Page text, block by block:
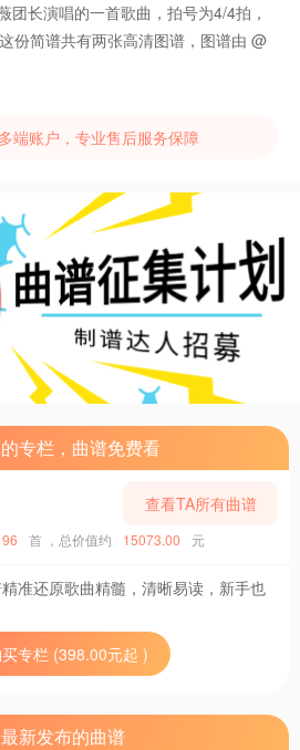
团长演唱的一首歌曲，拍号为4/4拍，
份简谱共有两张高清图谱，图谱由 @
端账户，专业售后服务保障
专栏，曲谱免费看
查看TA所有曲谱
首 ，总价值约 15073.00 元
准还原歌曲精髓，清晰易读，新手也
专栏 (398.00元起 )
新发布的曲谱